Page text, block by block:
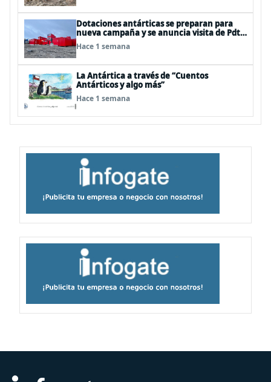
Dotaciones antárticas se preparan para
nueva campaña y se anuncia visita de Pdte
Kast y su gabinete al continente blanco
Hace 1 semana
La Antártica a través de “Cuentos
Antárticos y algo más”
Hace 1 semana